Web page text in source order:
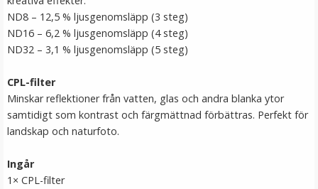
69 kr
LÄGG I VARUKORG
ND8 – 12,5 % ljusgenomsläpp (3 steg)
ND16 – 6,2 % ljusgenomsläpp (4 steg)
ND32 – 3,1 % ljusgenomsläpp (5 steg)
CPL-filter
Minskar reflektioner från vatten, glas och andra blanka ytor
samtidigt som kontrast och färgmättnad förbättras. Perfekt för
landskap och naturfoto.
Ingår
1× CPL-filter